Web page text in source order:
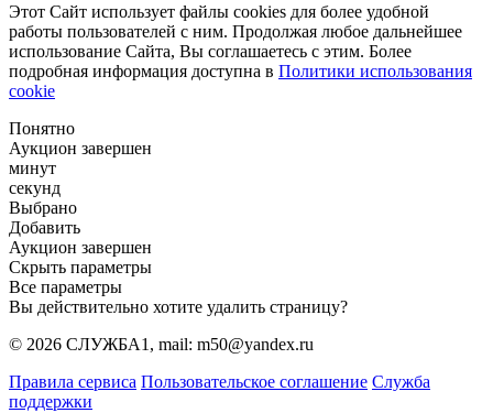
Этот Сайт использует файлы cookies для более удобной
работы пользователей с ним. Продолжая любое дальнейшее
использование Сайта, Вы соглашаетесь с этим. Более
подробная информация доступна в Политики использования
cookie
Понятно
Аукцион завершен
минут
секунд
Выбрано
Добавить
Аукцион завершен
Скрыть параметры
Все параметры
Вы действительно хотите удалить страницу?
© 2026 СЛУЖБА1, mail: m50@yandex.ru
Правила сервиса Пользовательское соглашение Служба
поддержки